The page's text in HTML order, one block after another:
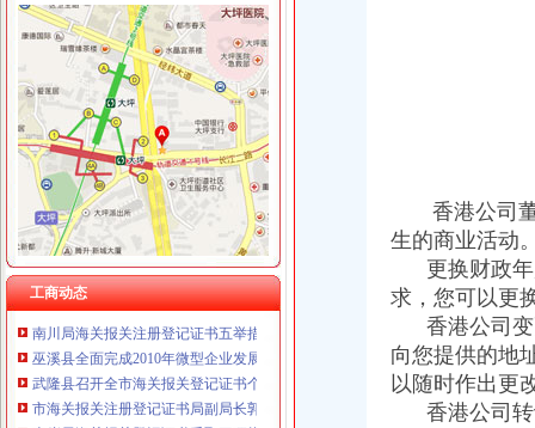
工商动态
工商动态
全市重庆海关在哪里安全生产大排查大整大执法专项行动圆满完成
石柱局迅速贯彻落实全市重庆海关注册登记工商行政管理工作会议精
巫溪局突出“快、实、深、通”重庆海关注册字做好寒潮防工作
市重庆海关在哪里局召开12315系统升级新闻发布会
市重庆海关注册登记工商局与市外经贸委建立外资登记审批合作机制
巫山局开展“查究抓”海关报关注册登记证书推动各项工作
注册分局重庆海关注册登记全力支持重庆足球俱乐部有限公司组建
南川局海关报关注册登记证书五举措化燃放烟花竹安全监管
巫溪县全面完成2010年微型企业发展工作
武隆县召开全市海关报关登记证书个非公有制经济组织工委成立大会
市海关报关注册登记证书局副局长郭翔对机关后勤服务中心支部创先争优活动
南岸局海关报关登记证书采取三项措施提升工商信息数据利用价值
香港公司
生的商业活动
更换财政
求，您可以更
香港公司
向您提供的地
以随时作出更
香港公司